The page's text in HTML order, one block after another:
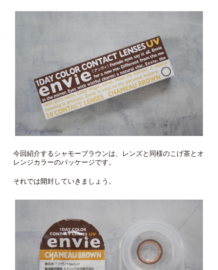
今回紹介するシャモーブラウンは、レンズと同様のこげ茶とオ
レンジカラーのパッケージです。
それでは開封していきましょう。